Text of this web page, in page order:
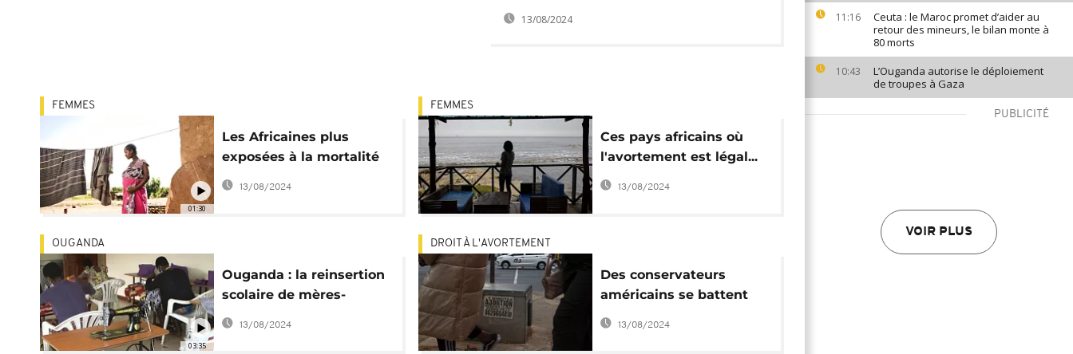
11:16
Ceuta : le Maroc promet d’aider au
retour des mineurs, le bilan monte à
80 morts
10:43
L’Ouganda autorise le déploiement
de troupes à Gaza
PUBLICITÉ
VOIR PLUS
13/08/2024
01:30
FEMMES
Les Africaines plus
exposées à la mortalité
pendant la grossesse
13/08/2024
FEMMES
Ces pays africains où
l'avortement est légal...
mais sous cape
13/08/2024
03:35
OUGANDA
Ouganda : la reinsertion
scolaire de mères-
adolescentes
13/08/2024
DROIT À L'AVORTEMENT
Des conservateurs
américains se battent
contre l'avortement en
Afrique
13/08/2024